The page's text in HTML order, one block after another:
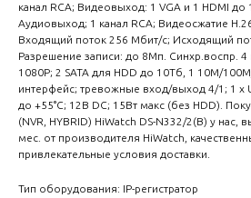
канал RCA; Видеовыход: 1 VGA и 1 HDMI
Аудиовыход; 1 канал RCA; Видеосжатие
Входящий поток 256 Мбит/с; Исходящий
Разрешение записи: до 8Мп. Синхр.воспр. 4
1080P; 2 SATA для HDD до 10Тб, 1 10M/
интерфейс; тревожные вход/выход 4/1; 1 х
до +55°C; 12В DC; 15Вт макс (без HDD).
(NVR, HYBRID) HiWatch DS-N332/2(B) у нас,
мес. от производителя HiWatch,
привлекательные условия доставки.
Тип оборудования: IP-регистратор